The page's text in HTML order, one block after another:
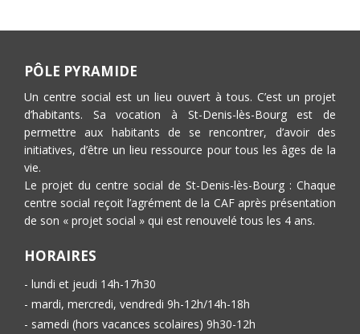
PÔLE PYRAMIDE
Un centre social est un lieu ouvert à tous. C’est un projet
d’habitants. Sa vocation à St-Denis-lès-Bourg est de
permettre aux habitants de se rencontrer, d’avoir des
initiatives, d’être un lieu ressource pour tous les âges de la
vie.
Le projet du centre social de St-Denis-lès-Bourg : Chaque
centre social reçoit l’agrément de la CAF après présentation
de son « projet social » qui est renouvelé tous les 4 ans.
HORAIRES
- lundi et jeudi 14h-17h30
- mardi, mercredi, vendredi 9h-12h/14h-18h
- samedi (hors vacances scolaires) 9h30-12h